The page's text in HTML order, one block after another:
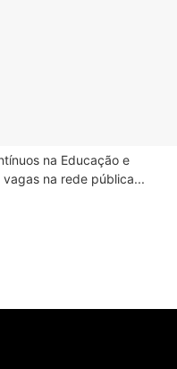
na Educação e
na rede pública...